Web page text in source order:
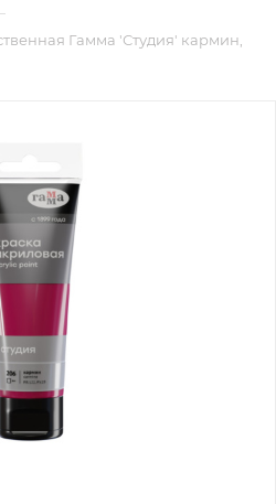
Гамма 'Студия' кармин,